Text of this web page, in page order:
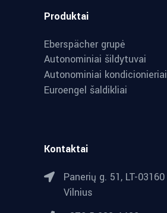
Produktai
Eberspächer grupė
Autonominiai šildytuvai
Autonominiai kondicionieriai
Euroengel šaldikliai
Kontaktai
Panerių g. 51, LT-03160
Vilnius